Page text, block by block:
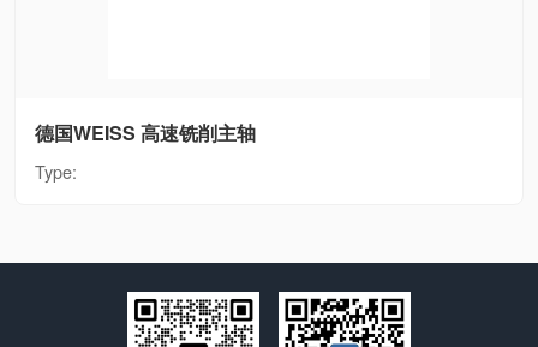
德国WEISS 高速铣削主轴
Type: